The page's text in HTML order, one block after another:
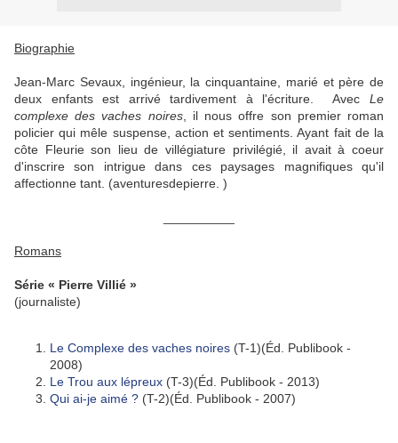
Biographie
Jean-Marc Sevaux, ingénieur, la cinquantaine, marié et père de
deux enfants est arrivé tardivement à l'écriture. Avec Le
complexe des vaches noires, il nous offre son premier roman
policier qui mêle suspense, action et sentiments. Ayant fait de la
côte Fleurie son lieu de villégiature privilégié, il avait à coeur
d'inscrire son intrigue dans ces paysages magnifiques qu'il
affectionne tant. (aventuresdepierre. )
Romans
Série « Pierre Villié »
(journaliste)
Le Complexe des vaches noires (T-1)(Éd. Publibook -
2008)
Le Trou aux lépreux (T-3)(Éd. Publibook - 2013)
Qui ai-je aimé ? (T-2)(Éd. Publibook - 2007)